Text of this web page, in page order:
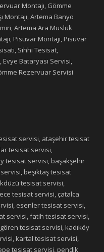
Montajı, Gömme
Montajı, Artema Banyo
Artema Ara Musluk
Pisuvar Montajı, Pisuvar
Sıhhi Tesisat,
Evye Bataryası Servisi,
Rezervuar Servisi
servisi, ataşehir tesisat
tesisat servisi,
tesisat servisi, başakşehir
beşiktaş tesisat
tesisat servisi,
tesisat servisi, çatalca
esenler tesisat servisi,
servisi, fatih tesisat servisi,
tesisat servisi, kadıköy
kartal tesisat servisi,
tesisat servisi, pendik